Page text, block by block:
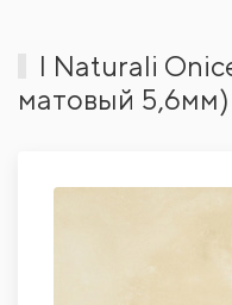
I Naturali
матовый 5,6мм)